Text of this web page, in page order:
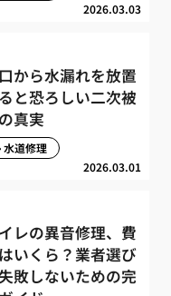
2026.03.03
から水漏れを放置
と恐ろしい二次被
真実
2026.03.01
水道修理
レの異音修理、費
いくら？業者選び
敗しないための完